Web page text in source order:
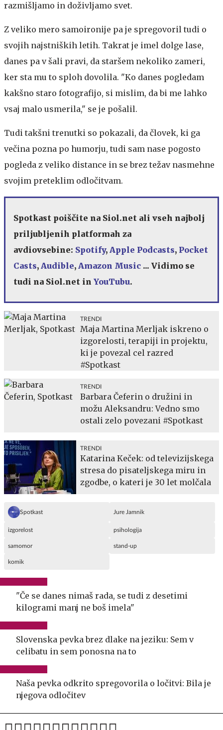
razmišljamo in doživljamo svet.
Z veliko mero samoironije pa je spregovoril tudi o
svojih najstniških letih. Takrat je imel dolge lase,
danes pa v šali pravi, da staršem nekoliko zameri,
ker sta mu to sploh dovolila. "Ko danes pogledam
kakšno staro fotografijo, si mislim, da bi me lahko
vsaj malo usmerila," se je pošalil.
Tudi takšni trenutki so pokazali, da človek, ki ga
večina pozna po humorju, tudi sam nase pogosto
pogleda z veliko distance in se brez težav nasmehne
svojim preteklim odločitvam.
Spotkast poiščite na Siol.net ali vseh najbolj
priljubljenih platformah za
avdiovsebine: Spotify, Apple Podcasts, Pocket
Casts, Audible, Amazon Music ... Vidimo se
tudi na Siol.net in YouTubu.
TRENDI
Maja Martina Merljak iskreno o
izgorelosti, terapiji in projektu,
ki je povezal cel razred
#Spotkast
TRENDI
Barbara Čeferin o družini in
možu Aleksandru: Vedno smo
ostali zelo povezani #Spotkast
TRENDI
Katarina Keček: od televizijskega
stresa do pisateljskega miru in
zgodbe, o kateri je 30 let molčala
Spotkast Jure Jamnik
izgorelost psihologija
samomor stand-up
komik
"Če se danes nimaš rada, se tudi z desetimi
kilogrami manj ne boš imela"
Slovenska pevka brez dlake na jeziku: Sem v
celibatu in sem ponosna na to
Naša pevka odkrito spregovorila o ločitvi: Bila je
njegova odločitev